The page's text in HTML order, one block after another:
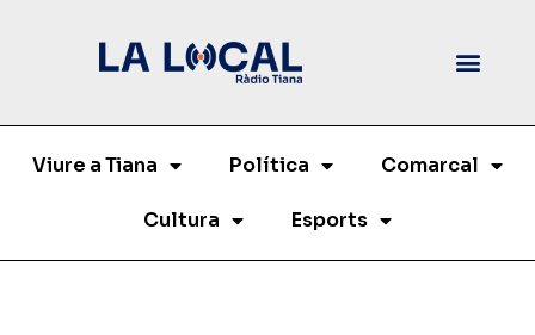
Viure a Tiana Política Comarcal
Cultura Esports